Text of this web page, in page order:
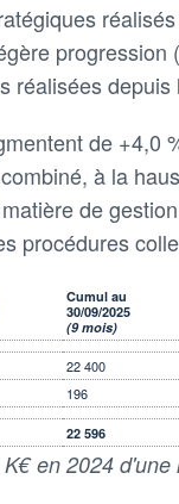
progression
réalisées
de +4,0
à la
de
procédures
Cumul au
30/09/2025
(9 mois)
22 400
196
22 596
en 2024